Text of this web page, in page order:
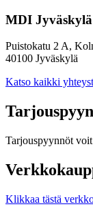
MDI Jyväskylä
Puistokatu 2 A,
40100 Jyväskylä
Katso kaikki
Tarjouspyynnöt voit
Klikkaa tästä